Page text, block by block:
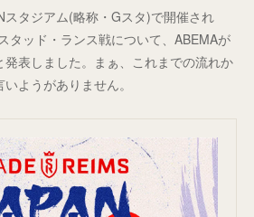
タジアム(略称・Gスタ)で開催され
タッド・ランス戦について、ABEMAが
表しました。まぁ、これまでの流れか
ようがありません。